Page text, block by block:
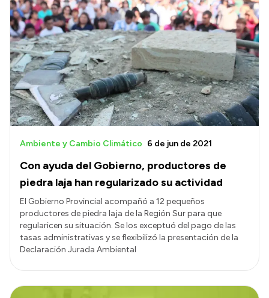
Con ayuda del Gobierno, productores de
piedra laja han regularizado su actividad
Ambiente y Cambio Climático 6 de jun de 2021
El Gobierno Provincial acompañó a 12 pequeños
productores de piedra laja de la Región Sur para que
regularicen su situación. Se los exceptuó del pago de las
tasas administrativas y se flexibilizó la presentación de la
Declaración Jurada Ambiental